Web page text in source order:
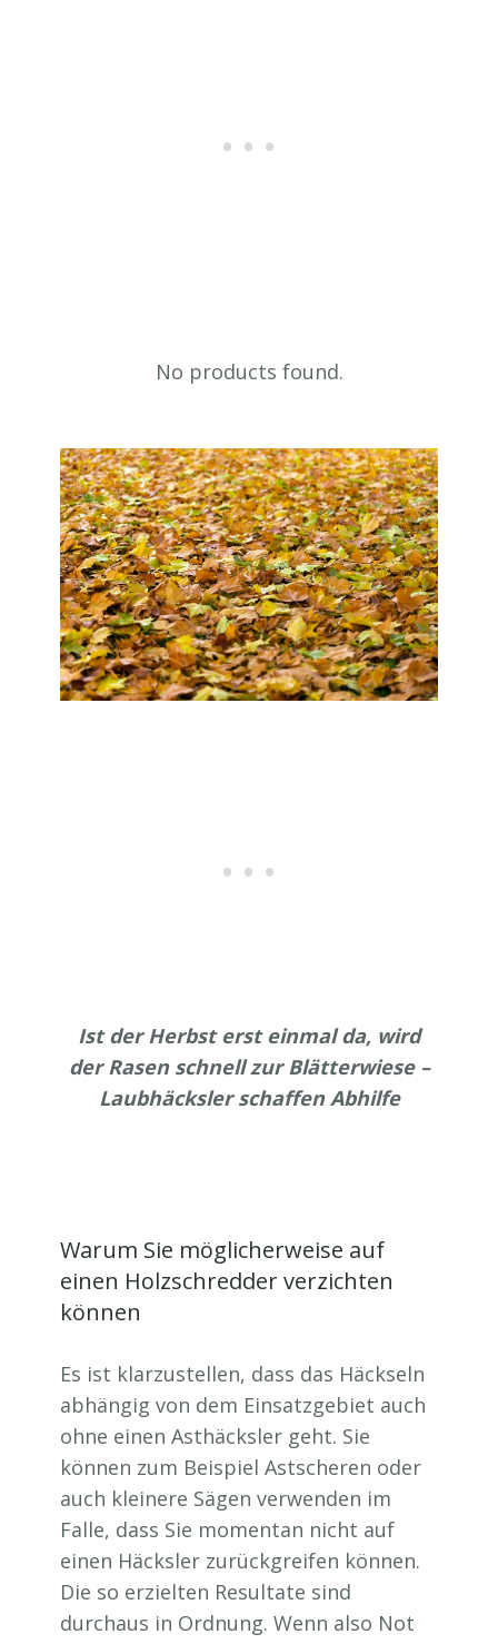
No products found.
Ist der Herbst erst einmal da, wird
der Rasen schnell zur Blätterwiese –
Laubhäcksler schaffen Abhilfe
Warum Sie möglicherweise auf
einen Holzschredder verzichten
können
Es ist klarzustellen, dass das Häckseln
abhängig von dem Einsatzgebiet auch
ohne einen Asthäcksler geht. Sie
können zum Beispiel Astscheren oder
auch kleinere Sägen verwenden im
Falle, dass Sie momentan nicht auf
einen Häcksler zurückgreifen können.
Die so erzielten Resultate sind
durchaus in Ordnung. Wenn also Not